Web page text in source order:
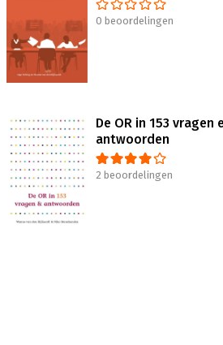
0 beoordelingen
De OR in 153 vragen
antwoorden
2 beoordelingen